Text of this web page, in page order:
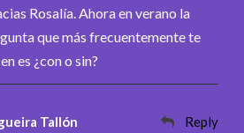
Rosalía. Ahora en verano la
que más frecuentemente te
es ¿con o sin?
Tallón Reply